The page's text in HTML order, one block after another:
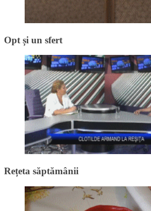
Opt și un sfert
Rețeta săptămânii